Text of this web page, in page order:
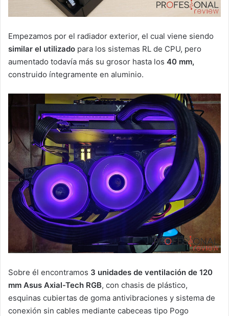
Empezamos por el radiador exterior, el cual viene siendo
similar el utilizado para los sistemas RL de CPU, pero
aumentado todavía más su grosor hasta los 40 mm,
construido íntegramente en aluminio.
Sobre él encontramos 3 unidades de ventilación de 120
mm Asus Axial-Tech RGB, con chasis de plástico,
esquinas cubiertas de goma antivibraciones y sistema de
conexión sin cables mediante cabeceas tipo Pogo